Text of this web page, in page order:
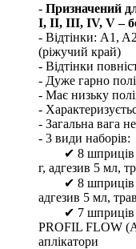
- Призначений
I, II, III, IV, V –
- Відтінки: A1,
(ріжучий край)
- Відтінки
- Дуже гарно
- Має низьку
-
- Загальна вага
- 3 види наборів:
✔ 8 шприців
г, адгезив 5 мл,
✔ 8 шприців
адгезив 5 мл,
✔ 7 шприців
PROFIL FLOW
аплікатори